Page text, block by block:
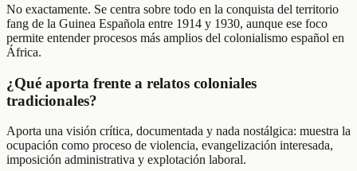
No exactamente. Se centra sobre todo en la conquista del territorio
fang de la Guinea Española entre 1914 y 1930, aunque ese foco
permite entender procesos más amplios del colonialismo español en
África.
¿Qué aporta frente a relatos coloniales
tradicionales?
Aporta una visión crítica, documentada y nada nostálgica: muestra la
ocupación como proceso de violencia, evangelización interesada,
imposición administrativa y explotación laboral.